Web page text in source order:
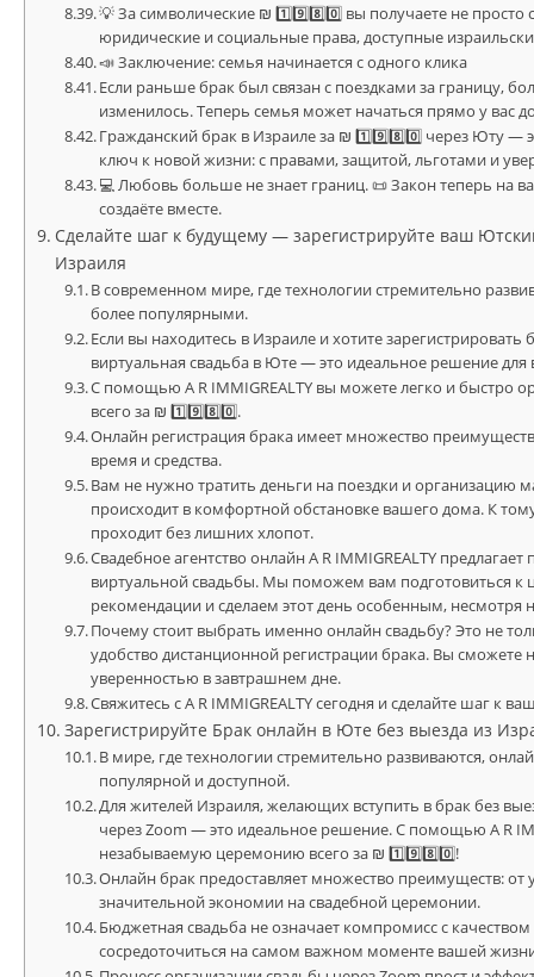
💡 За символические ₪ 1️⃣9️⃣8️⃣0️⃣ вы получаете не просто
юридические и социальные права, доступные
📣 Заключение: семья начинается с одного клика
Если раньше брак был связан с поездками за границу,
изменилось. Теперь семья может начаться прямо у вас
Гражданский брак в Израиле за ₪ 1️⃣9️⃣8️⃣0️⃣ через Юту —
ключ к новой жизни: с правами, защитой, льготами и
💻 Любовь больше не знает границ. 📜 Закон теперь на
создаёте вместе.
Сделайте шаг к будущему — зарегистрируйте ваш
Израиля
В современном мире, где технологии стремительно
более популярными.
Если вы находитесь в Израиле и хотите
виртуальная свадьба в Юте — это идеальное решение для
С помощью A R IMMIGREALTY вы можете легко и быстро
всего за ₪ 1️⃣9️⃣8️⃣0️⃣.
Онлайн регистрация брака имеет множество
время и средства.
Вам не нужно тратить деньги на поездки и
происходит в комфортной обстановке вашего дома. К
проходит без лишних хлопот.
Свадебное агентство онлайн A R IMMIGREALTY
виртуальной свадьбы. Мы поможем вам подготовиться
рекомендации и сделаем этот день особенным, несмотря
Почему стоит выбрать именно онлайн свадьбу? Это не
удобство дистанционной регистрации брака. Вы сможете
уверенностью в завтрашнем дне.
Свяжитесь с A R IMMIGREALTY сегодня и сделайте шаг к
Зарегистрируйте Брак онлайн в Юте без выезда из
В мире, где технологии стремительно развиваются,
популярной и доступной.
Для жителей Израиля, желающих вступить в брак без
через Zoom — это идеальное решение. С помощью A R
незабываемую церемонию всего за ₪ 1️⃣9️⃣8️⃣0️⃣!
Онлайн брак предоставляет множество преимуществ: от
значительной экономии на свадебной церемонии.
Бюджетная свадьба не означает компромисс с
сосредоточиться на самом важном моменте вашей